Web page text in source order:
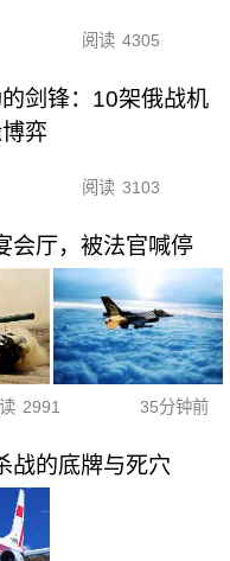
阅读 4305
剑锋：10架俄战机
弈
阅读 3103
会厅，被法官喊停
2991 35分钟前
战的底牌与死穴